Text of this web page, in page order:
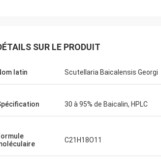
SUR LE PRODUIT
latin Scutellaria Baicalensis Georgi
30 à 95% de Baicalin, HPLC
C21H18O11